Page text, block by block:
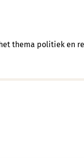
thema politiek en